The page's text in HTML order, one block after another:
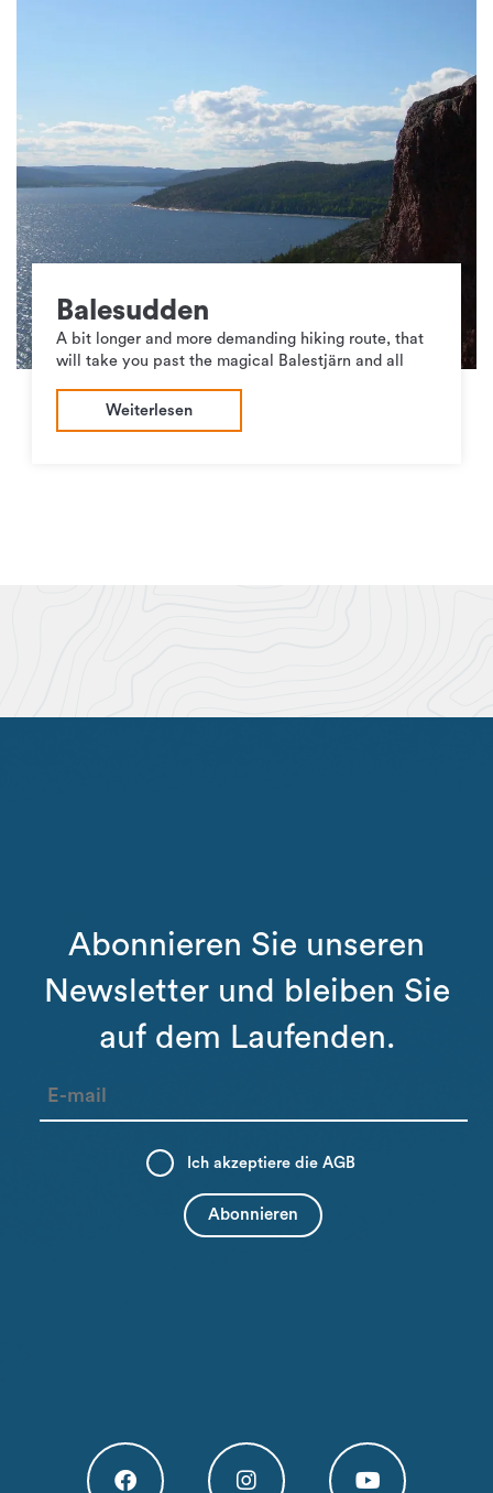
Balesudden
A bit longer and more demanding hiking route, that
will take you past the magical Balestjärn and all
Weiterlesen
Abonnieren Sie unseren
Newsletter und bleiben Sie
auf dem Laufenden.
Ich akzeptiere dieAGB